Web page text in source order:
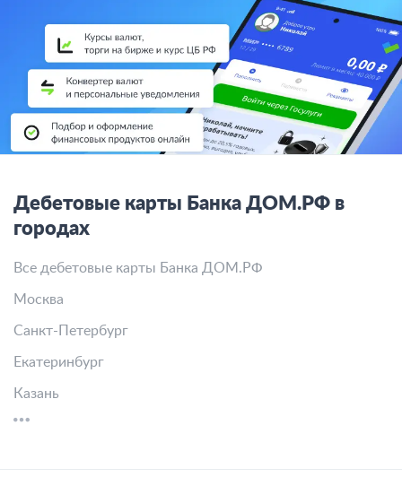
Дебетовые карты Банка ДОМ.РФ в
городах
Все дебетовые карты Банка ДОМ.РФ
Москва
Санкт-Петербург
Екатеринбург
Казань